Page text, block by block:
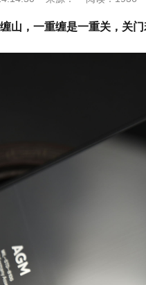
山，一重缠是一重关，关